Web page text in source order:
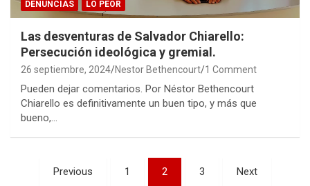
DENUNCIAS LO PEOR
Las desventuras de Salvador Chiarello:
Persecución ideológica y gremial.
26 septiembre, 2024 Nestor Bethencourt 1 Comment
Pueden dejar comentarios. Por Néstor Bethencourt
Chiarello es definitivamente un buen tipo, y más que
bueno,…
Paginación
Previous 1 2 3 Next